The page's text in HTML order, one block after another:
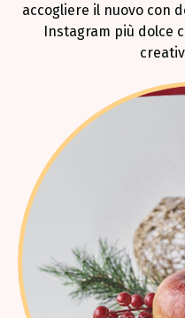
accogliere il nuovo con
Instagram più dolce